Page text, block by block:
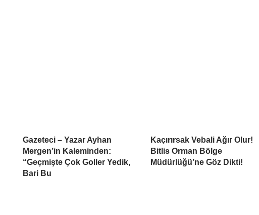
Gazeteci – Yazar Ayhan
Mergen’in Kaleminden:
“Geçmişte Çok Goller Yedik,
Bari Bu
Kaçırırsak Vebali Ağır Olur!
Bitlis Orman Bölge
Müdürlüğü’ne Göz Dikti!